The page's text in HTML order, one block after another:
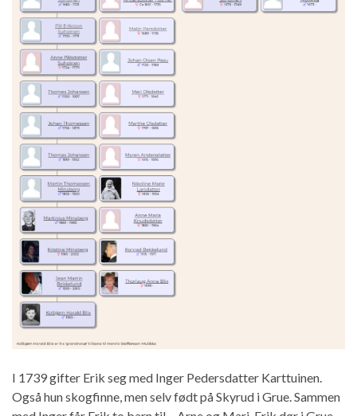
I 1739 gifter Erik seg med Inger Pedersdatter Karttuinen.
Også hun skogfinne, men selv født på Skyrud i Grue. Sammen